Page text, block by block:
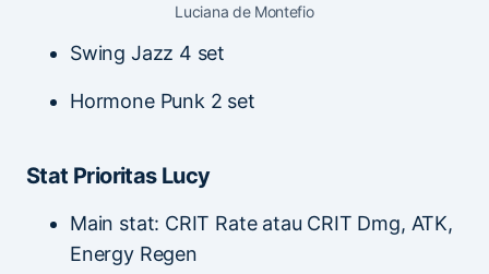
Luciana de Montefio
Swing Jazz 4 set
Hormone Punk 2 set
Stat Prioritas Lucy
Main stat: CRIT Rate atau CRIT Dmg, ATK,
Energy Regen